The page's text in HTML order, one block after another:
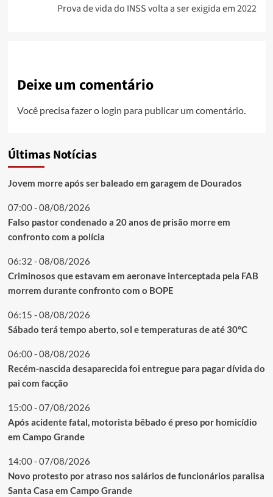
Prova de vida do INSS volta a ser exigida em 2022
Deixe um comentário
Você precisa fazer o login para publicar um comentário.
Últimas Notícias
Jovem morre após ser baleado em garagem de Dourados
07:00 - 08/08/2026
Falso pastor condenado a 20 anos de prisão morre em
confronto com a polícia
06:32 - 08/08/2026
Criminosos que estavam em aeronave interceptada pela FAB
morrem durante confronto com o BOPE
06:15 - 08/08/2026
Sábado terá tempo aberto, sol e temperaturas de até 30°C
06:00 - 08/08/2026
Recém-nascida desaparecida foi entregue para pagar dívida do
pai com facção
15:00 - 07/08/2026
Após acidente fatal, motorista bêbado é preso por homicídio
em Campo Grande
14:00 - 07/08/2026
Novo protesto por atraso nos salários de funcionários paralisa
Santa Casa em Campo Grande